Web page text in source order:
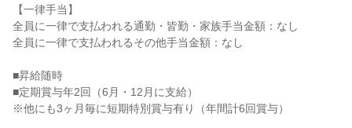
【一律手当】
全員に一律で支払われる通勤・皆勤・家族手当金額：なし
全員に一律で支払われるその他手当金額：なし
■昇給随時
■定期賞与年2回（6月・12月に支給）
※他にも3ヶ月毎に短期特別賞与有り（年間計6回賞与）